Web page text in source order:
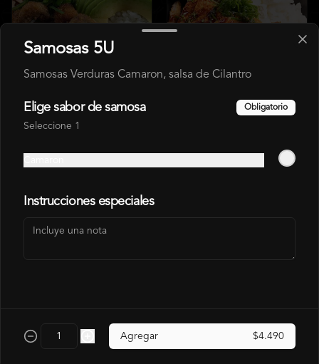
Gohan Champiñón
Furai
Gohan Cerdo Furai
Samosas 5U
Samosas Verduras Camaron, salsa de Cilantro
Elige sabor de samosa Obligatorio
Seleccione 1
Instrucciones especiales
Agregar $4.490